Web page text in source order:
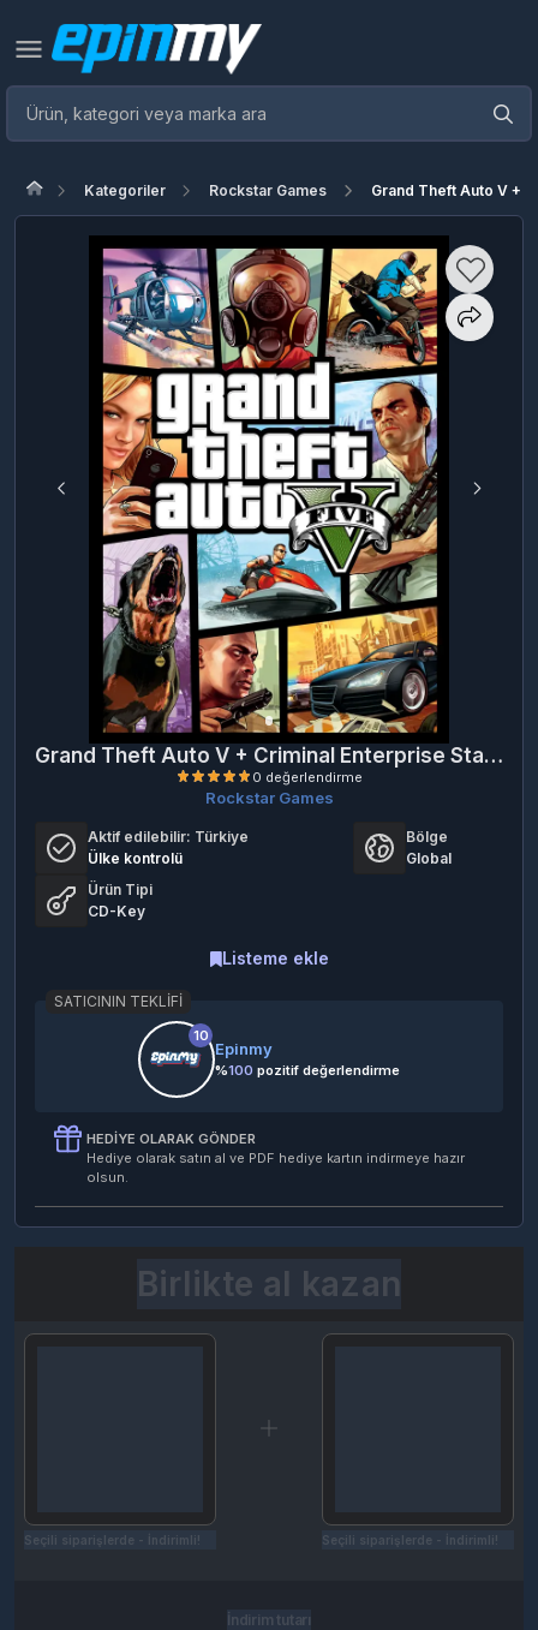
Kategoriler Rockstar Games Grand Theft Auto V +
Grand Theft Auto V + Criminal Enterprise Starter Pack + Whale Shark Card Bundle
0 değerlendirme
Rockstar Games
Aktif edilebilir: Türkiye
Ülke kontrolü
Bölge
Global
Ürün Tipi
CD-Key
Listeme ekle
SATICININ TEKLIFI
10
Epinmy
%100 pozitif değerlendirme
HEDIYE OLARAK GÖNDER
Hediye olarak satın al ve PDF hediye kartın indirmeye hazır
olsun.
Birlikte al kazan
Seçili siparişlerde - İndirimli! Seçili siparişlerde - İndirimli!
İndirim tutarı